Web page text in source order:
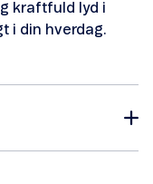
kraftfuld lyd i
i din hverdag.